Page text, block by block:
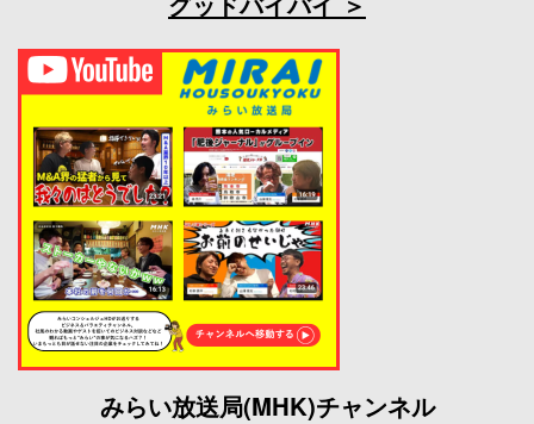
みらい放送局(MHK)チャンネル